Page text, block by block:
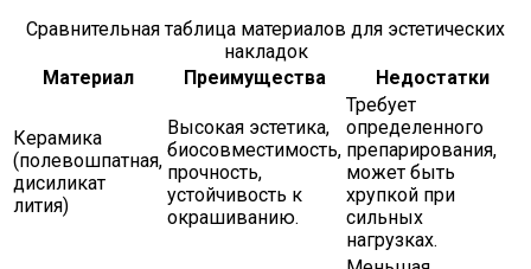
Сравнительная таблица материалов для эстетических
накладок
Материал
Преимущества Недостатки
Керамика
(полевошпатная,
дисиликат
лития)
Высокая эстетика,
биосовместимость,
прочность,
устойчивость к
окрашиванию.
Требует
определенного
препарирования,
может быть
хрупкой при
сильных
нагрузках.